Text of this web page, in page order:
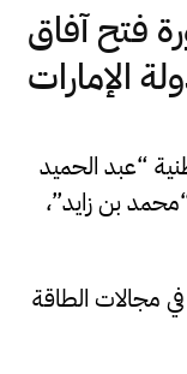
فتح آفاق
الإمارات
“عبد الحميد
“محمد بن زايد”،
مجالات الطاقة